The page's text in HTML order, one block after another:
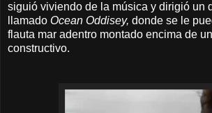
siguió viviendo de la música y dirigió un
llamado Ocean Oddisey, donde se le
flauta mar adentro montado encima de
constructivo.